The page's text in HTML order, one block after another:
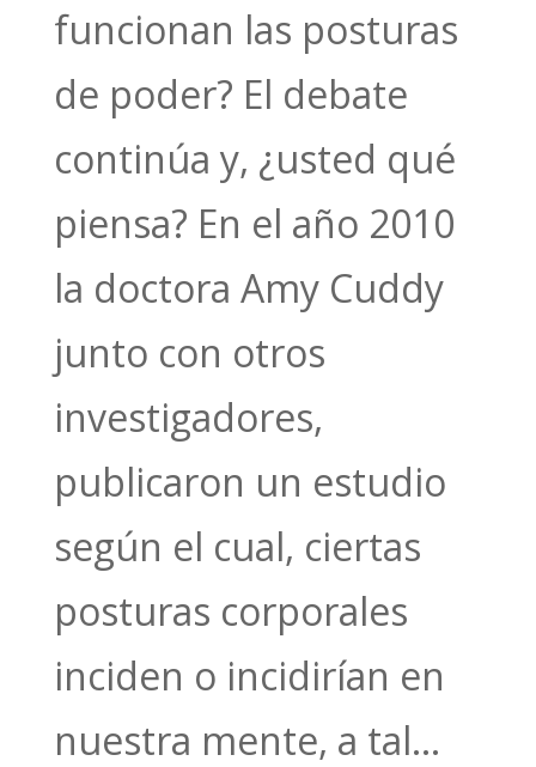
funcionan las posturas
de poder? El debate
continúa y, ¿usted qué
piensa? En el año 2010
la doctora Amy Cuddy
junto con otros
investigadores,
publicaron un estudio
según el cual, ciertas
posturas corporales
inciden o incidirían en
nuestra mente, a tal...